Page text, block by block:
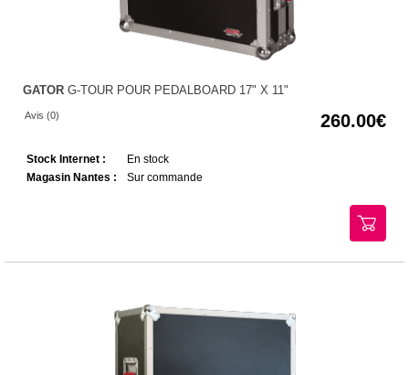
GATOR G-TOUR POUR PEDALBOARD 17" X 11"
Avis (0) 260.00
Stock Internet :
En stock
Magasin Nantes :
Sur commande